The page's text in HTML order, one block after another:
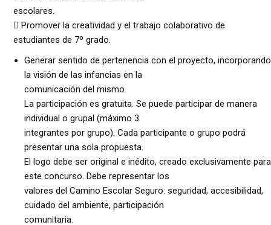
escolares.
 Promover la creatividad y el trabajo colaborativo de
estudiantes de 7º grado.
Generar sentido de pertenencia con el proyecto, incorporando
la visión de las infancias en la
comunicación del mismo.
La participación es gratuita. Se puede participar de manera
individual o grupal (máximo 3
integrantes por grupo). Cada participante o grupo podrá
presentar una sola propuesta.
El logo debe ser original e inédito, creado exclusivamente para
este concurso. Debe representar los
valores del Camino Escolar Seguro: seguridad, accesibilidad,
cuidado del ambiente, participación
comunitaria.